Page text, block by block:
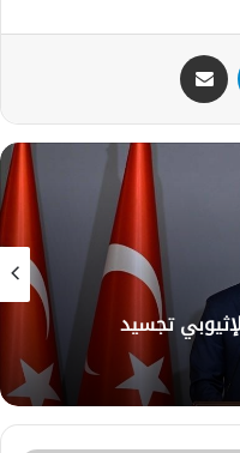
تيلقرام
تجسيد